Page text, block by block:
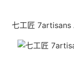
七工匠 7artisans